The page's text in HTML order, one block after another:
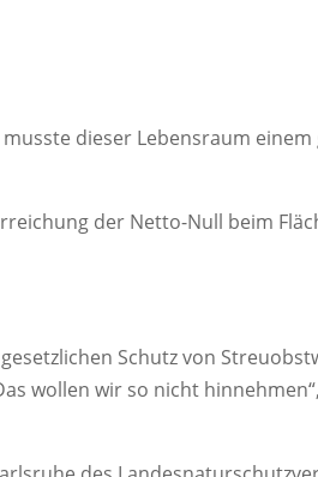
dieser Lebensraum
der Netto-Null beim
Schutz von
wollen wir so nicht